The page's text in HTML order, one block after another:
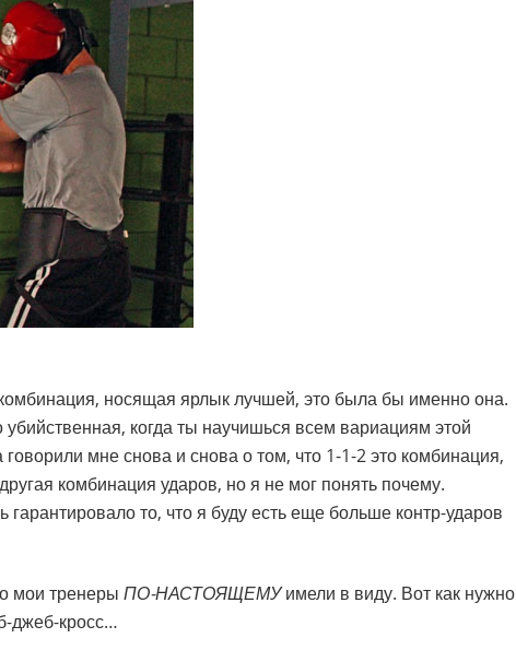
носящая ярлык лучшей, это была бы именно она.
когда ты научишься всем вариациям этой
мне снова и снова о том, что 1-1-2 это комбинация,
комбинация ударов, но я не мог понять почему.
то, что я буду есть еще больше контр-ударов
мои тренеры ПО-НАСТОЯЩЕМУимели в виду. Вот как нужно
кросс…